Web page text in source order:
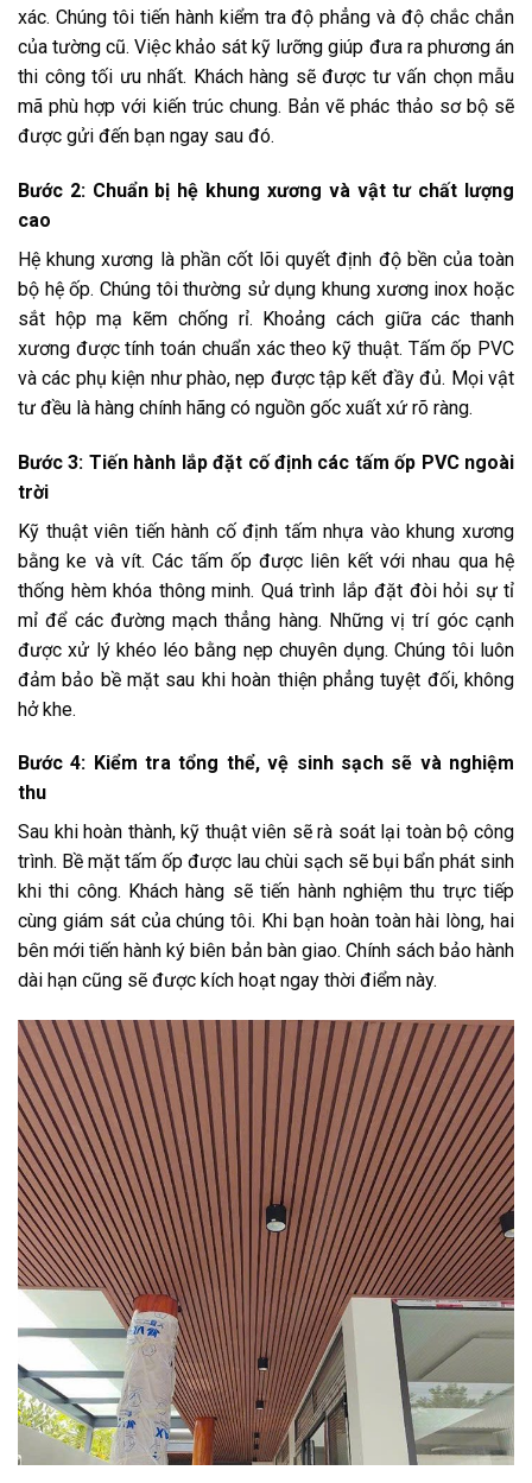
xác. Chúng tôi tiến hành kiểm tra độ phẳng và độ chắc chắn
của tường cũ. Việc khảo sát kỹ lưỡng giúp đưa ra phương án
thi công tối ưu nhất. Khách hàng sẽ được tư vấn chọn mẫu
mã phù hợp với kiến trúc chung. Bản vẽ phác thảo sơ bộ sẽ
được gửi đến bạn ngay sau đó.
Bước 2: Chuẩn bị hệ khung xương và vật tư chất lượng
cao
Hệ khung xương là phần cốt lõi quyết định độ bền của toàn
bộ hệ ốp. Chúng tôi thường sử dụng khung xương inox hoặc
sắt hộp mạ kẽm chống rỉ. Khoảng cách giữa các thanh
xương được tính toán chuẩn xác theo kỹ thuật. Tấm ốp PVC
và các phụ kiện như phào, nẹp được tập kết đầy đủ. Mọi vật
tư đều là hàng chính hãng có nguồn gốc xuất xứ rõ ràng.
Bước 3: Tiến hành lắp đặt cố định các tấm ốp PVC ngoài
trời
Kỹ thuật viên tiến hành cố định tấm nhựa vào khung xương
bằng ke và vít. Các tấm ốp được liên kết với nhau qua hệ
thống hèm khóa thông minh. Quá trình lắp đặt đòi hỏi sự tỉ
mỉ để các đường mạch thẳng hàng. Những vị trí góc cạnh
được xử lý khéo léo bằng nẹp chuyên dụng. Chúng tôi luôn
đảm bảo bề mặt sau khi hoàn thiện phẳng tuyệt đối, không
hở khe.
Bước 4: Kiểm tra tổng thể, vệ sinh sạch sẽ và nghiệm
thu
Sau khi hoàn thành, kỹ thuật viên sẽ rà soát lại toàn bộ công
trình. Bề mặt tấm ốp được lau chùi sạch sẽ bụi bẩn phát sinh
khi thi công. Khách hàng sẽ tiến hành nghiệm thu trực tiếp
cùng giám sát của chúng tôi. Khi bạn hoàn toàn hài lòng, hai
bên mới tiến hành ký biên bản bàn giao. Chính sách bảo hành
dài hạn cũng sẽ được kích hoạt ngay thời điểm này.